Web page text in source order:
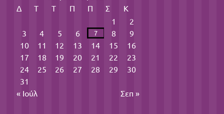
Δ
Τ Τ Π Π Σ
Κ
1
2
3
4 5 6 7 8
9
10
11 12 13 14 15
16
17
18 19 20 21 22
23
24
25 26 27 28 29
30
31
« Ιούλ
Σεπ »